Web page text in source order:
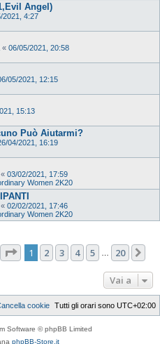
Angel)
2021, 4:27
« 06/05/2021, 20:58
05/2021, 12:15
15:13
Può Aiutarmi?
04/2021, 16:19
« 03/02/2021, 17:59
Women 2K20
« 02/02/2021, 17:46
Women 2K20
Pagina di 20
1 2 3 4 5 20
Vai a
Tutti gli orari sono UTC+02:00
cookie
Software © phpBB Limited
phpBB-Store.it